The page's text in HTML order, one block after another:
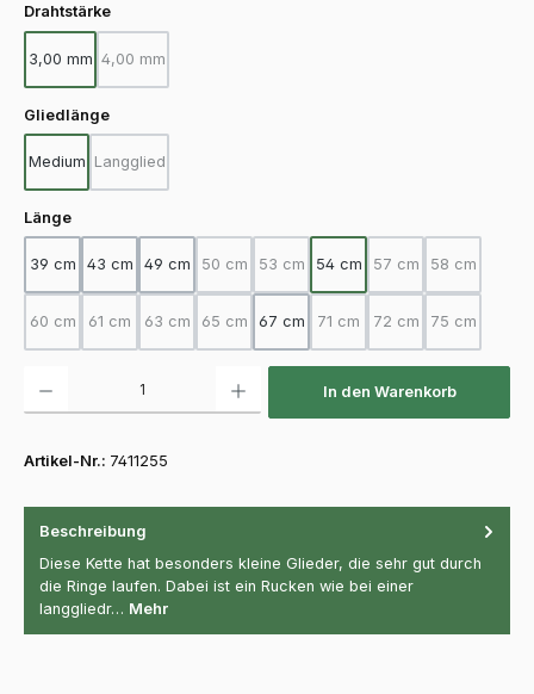
Drahtstärkeauswählen
3,00 mm 4,00 mm
(Diese Option ist zurzeit nicht verfügbar.)
Gliedlängeauswählen
Medium Langglied
(Diese Option ist zurzeit nicht verfügbar.)
Längeauswählen
39 cm 43 cm 49 cm 50 cm
(Diese Option ist zurzeit nicht verfügbar.)
53 cm
(Diese Option ist zurzeit nicht
54 cm 57 cm
(Diese Option ist
58 cm
(Diese
60 cm
(Diese Option ist zurzeit nicht verfügbar.)
61 cm
(Diese Option ist zurzeit nicht verfügbar.)
63 cm
(Diese Option ist zurzeit nicht verfügbar.)
65 cm
(Diese Option ist zurzeit nicht verfügbar.)
67 cm 71 cm
(Diese Option ist zurzeit
72 cm
(Diese Option ist
75 cm
(Diese
In den Warenkorb
Artikel-Nr.: 7411255
Beschreibung
Diese Kette hat besonders kleine Glieder, die sehr gut durch
die Ringe laufen. Dabei ist ein Rucken wie bei einer
langgliedr… Mehr